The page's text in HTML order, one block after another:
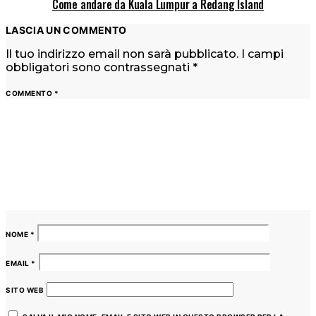
Come andare da Kuala Lumpur a Redang Island
LASCIA UN COMMENTO
Il tuo indirizzo email non sarà pubblicato. I campi
obbligatori sono contrassegnati *
COMMENTO *
NOME *
EMAIL *
SITO WEB